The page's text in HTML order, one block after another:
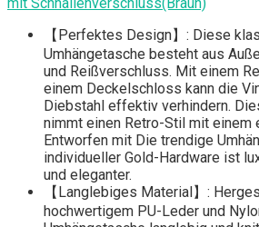
【Perfektes Design】: Diese
Umhängetasche besteht aus
und Reißverschluss. Mit einem
einem Deckelschloss kann die
Diebstahl effektiv verhindern.
nimmt einen Retro-Stil mit einem
Entworfen mit Die trendige
individueller Gold-Hardware ist
und eleganter.
【Langlebiges Material】:
hochwertigem PU-Leder und